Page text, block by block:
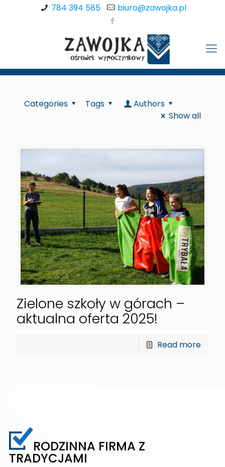
784 394 585 biuro@zawojka.pl
Categories Tags
Authors
Show all
Zielone szkoły w górach –
aktualna oferta 2025!
Read more
RODZINNA FIRMA Z
TRADYCJAMI